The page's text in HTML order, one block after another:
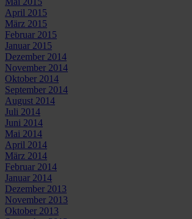
April 2015
März 2015
Februar 2015
Januar 2015
Dezember 2014
November 2014
Oktober 2014
September 2014
August 2014
Juli 2014
Juni 2014
Mai 2014
April 2014
März 2014
Februar 2014
Januar 2014
Dezember 2013
November 2013
Oktober 2013